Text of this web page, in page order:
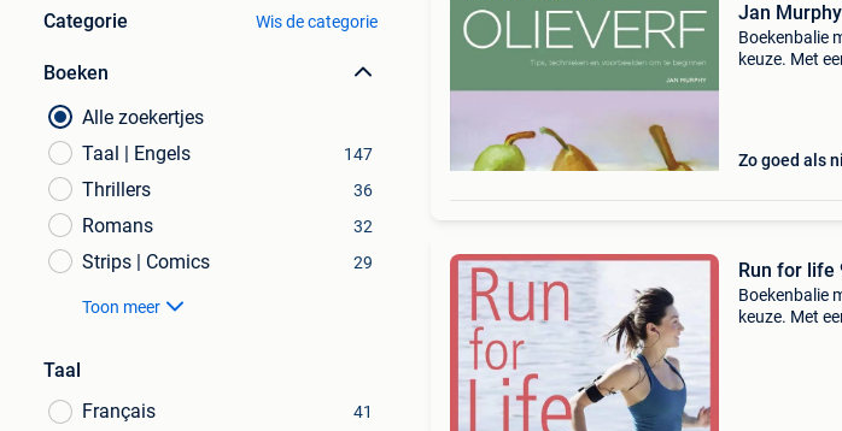
Categorie Wis de categorie
Boeken
Alle zoekertjes
Taal | Engels
147
Thrillers 36
Romans 32
Strips | Comics 29
Toon meer
Taal
Français
41
Jan Murphy
Boekenbalie
keuze. Met
Zo goed als
Run for life
Boekenbalie
keuze. Met